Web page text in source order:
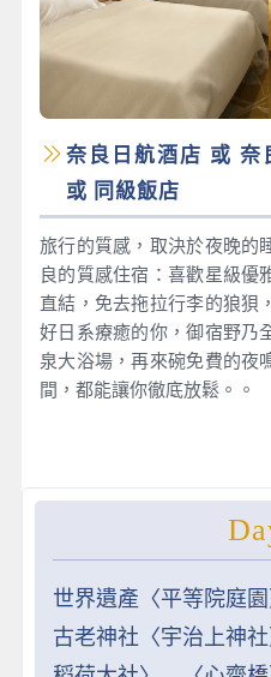
奈良日航酒店 或
或 同級飯店
旅行的質感，取決於夜晚的
良的質感住宿：喜歡星級優
直結，免去拖拉行李的狼狽
好日系療癒的你，御宿野乃
泉大浴場，再來碗免費的夜
間，都能讓你徹底放鬆。。
世界遺產〈平等院庭
古老神社〈宇治上神